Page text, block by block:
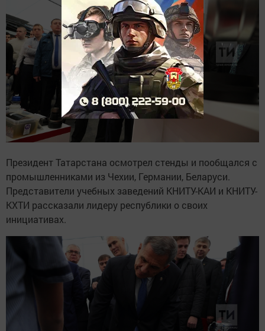
Президент Татарстана осмотрел стенды и пообщался с
промышленниками из Чехии, Германии, Беларуси.
Представители учебных заведений КНИТУ-КАИ и КНИТУ-
КХТИ рассказали лидеру республики о своих
инициативах.